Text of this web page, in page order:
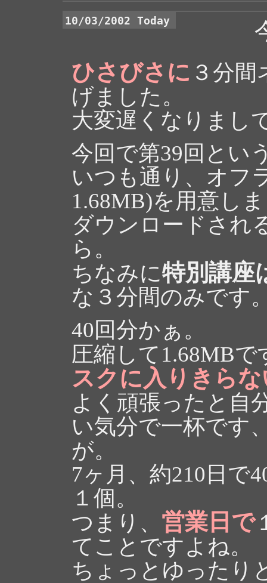
10/03/2002 Today
ひさびさに ３分
げました。
大変遅くなりまし
今回で第39回とい
いつも通り、オフ
1.68MB)を用意し
ダウンロードされ
ら。
ちなみに特別講座
な３分間のみです
40回分かぁ。
圧縮して1.68MBで
スクに入りきら
よく頑張ったと自
い気分で一杯です
が。
7ヶ月、約210日で
１個。
つまり、 営業日で
てことですよね。
ちょっとゆったり